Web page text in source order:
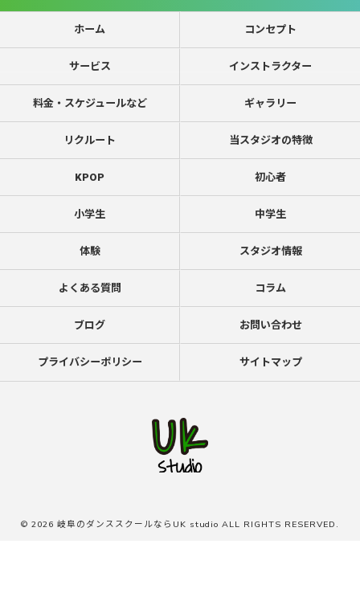
ホーム コンセプト
サービス インストラクター
料金・スケジュールなど ギャラリー
リクルート 当スタジオの特徴
KPOP 初心者
小学生 中学生
体験 スタジオ情報
よくある質問 コラム
ブログ お問い合わせ
プライバシーポリシー サイトマップ
© 2026 岐阜のダンススクールならUK studio ALL RIGHTS RESERVED.